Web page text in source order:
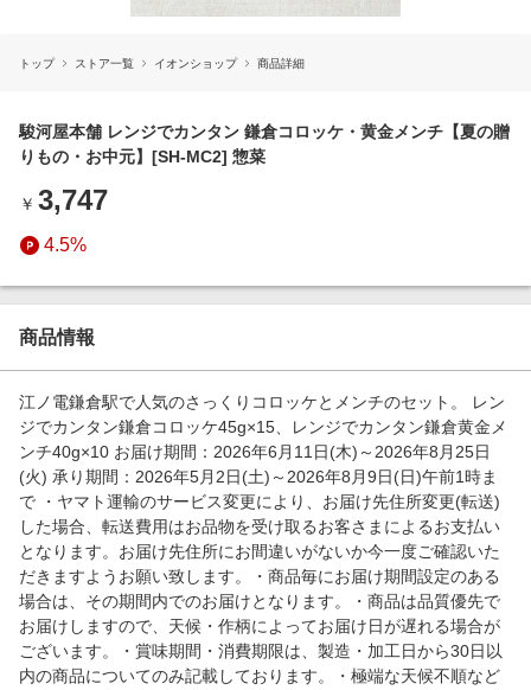
コスメ・健康・医薬品
キッズ・ベビー用品
エンタメ
インテリア・寝具
ペット・花・DIY・車
旅行・レジャー・ホテル予約
生活・お役立ち
金融・マネー・保険
デジタルコンテンツ
ビジネス・その他サービス
電子書籍特集
楽天サービス特集
旅行特集
わくわく夏特集
Apple公式サイト×楽天カード分割払い
Qoo10メガポ
週末の高還元 夏の長期版
トップ ストア一覧 イオンショップ 商品詳細
駿河屋本舗 レンジでカンタン 鎌倉コロッケ・黄金メンチ【夏の贈
りもの・お中元】[SH-MC2] 惣菜
￥ 3,747
4.5%
商品情報
江ノ電鎌倉駅で人気のさっくりコロッケとメンチのセット。 レン
ジでカンタン鎌倉コロッケ45g×15、レンジでカンタン鎌倉黄金メ
ンチ40g×10 お届け期間：2026年6月11日(木)～2026年8月25日
(火) 承り期間：2026年5月2日(土)～2026年8月9日(日)午前1時ま
で ・ヤマト運輸のサービス変更により、お届け先住所変更(転送)
した場合、転送費用はお品物を受け取るお客さまによるお支払い
となります。お届け先住所にお間違いがないか今一度ご確認いた
だきますようお願い致します。・商品毎にお届け期間設定のある
場合は、その期間内でのお届けとなります。・商品は品質優先で
お届けしますので、天候・作柄によってお届け日が遅れる場合が
ございます。・賞味期間・消費期限は、製造・加工日から30日以
内の商品についてのみ記載しております。・極端な天候不順など